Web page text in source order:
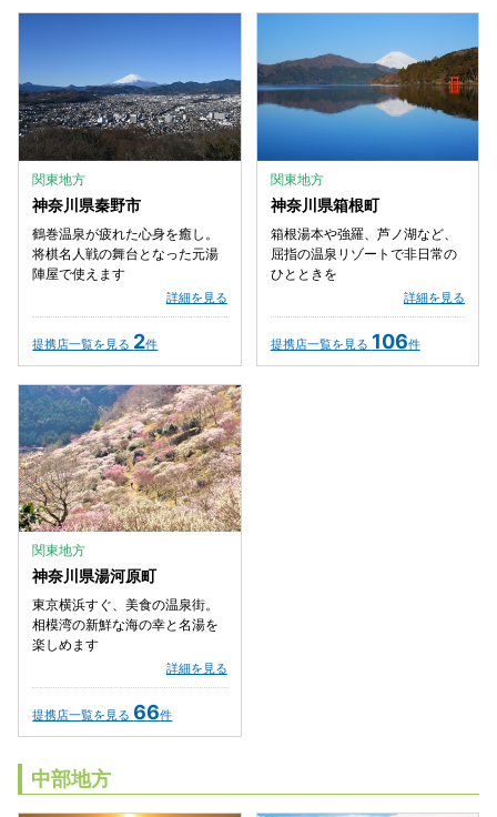
関東地方
神奈川県秦野市
鶴巻温泉が疲れた心身を癒し。
将棋名人戦の舞台となった元湯
陣屋で使えます
詳細を見る
提携店一覧を見る 2件
関東地方
神奈川県箱根町
箱根湯本や強羅、芦ノ湖など、
屈指の温泉リゾートで非日常の
ひとときを
詳細を見る
提携店一覧を見る 106件
関東地方
神奈川県湯河原町
東京横浜すぐ、美食の温泉街。
相模湾の新鮮な海の幸と名湯を
楽しめます
詳細を見る
提携店一覧を見る66件
中部地方